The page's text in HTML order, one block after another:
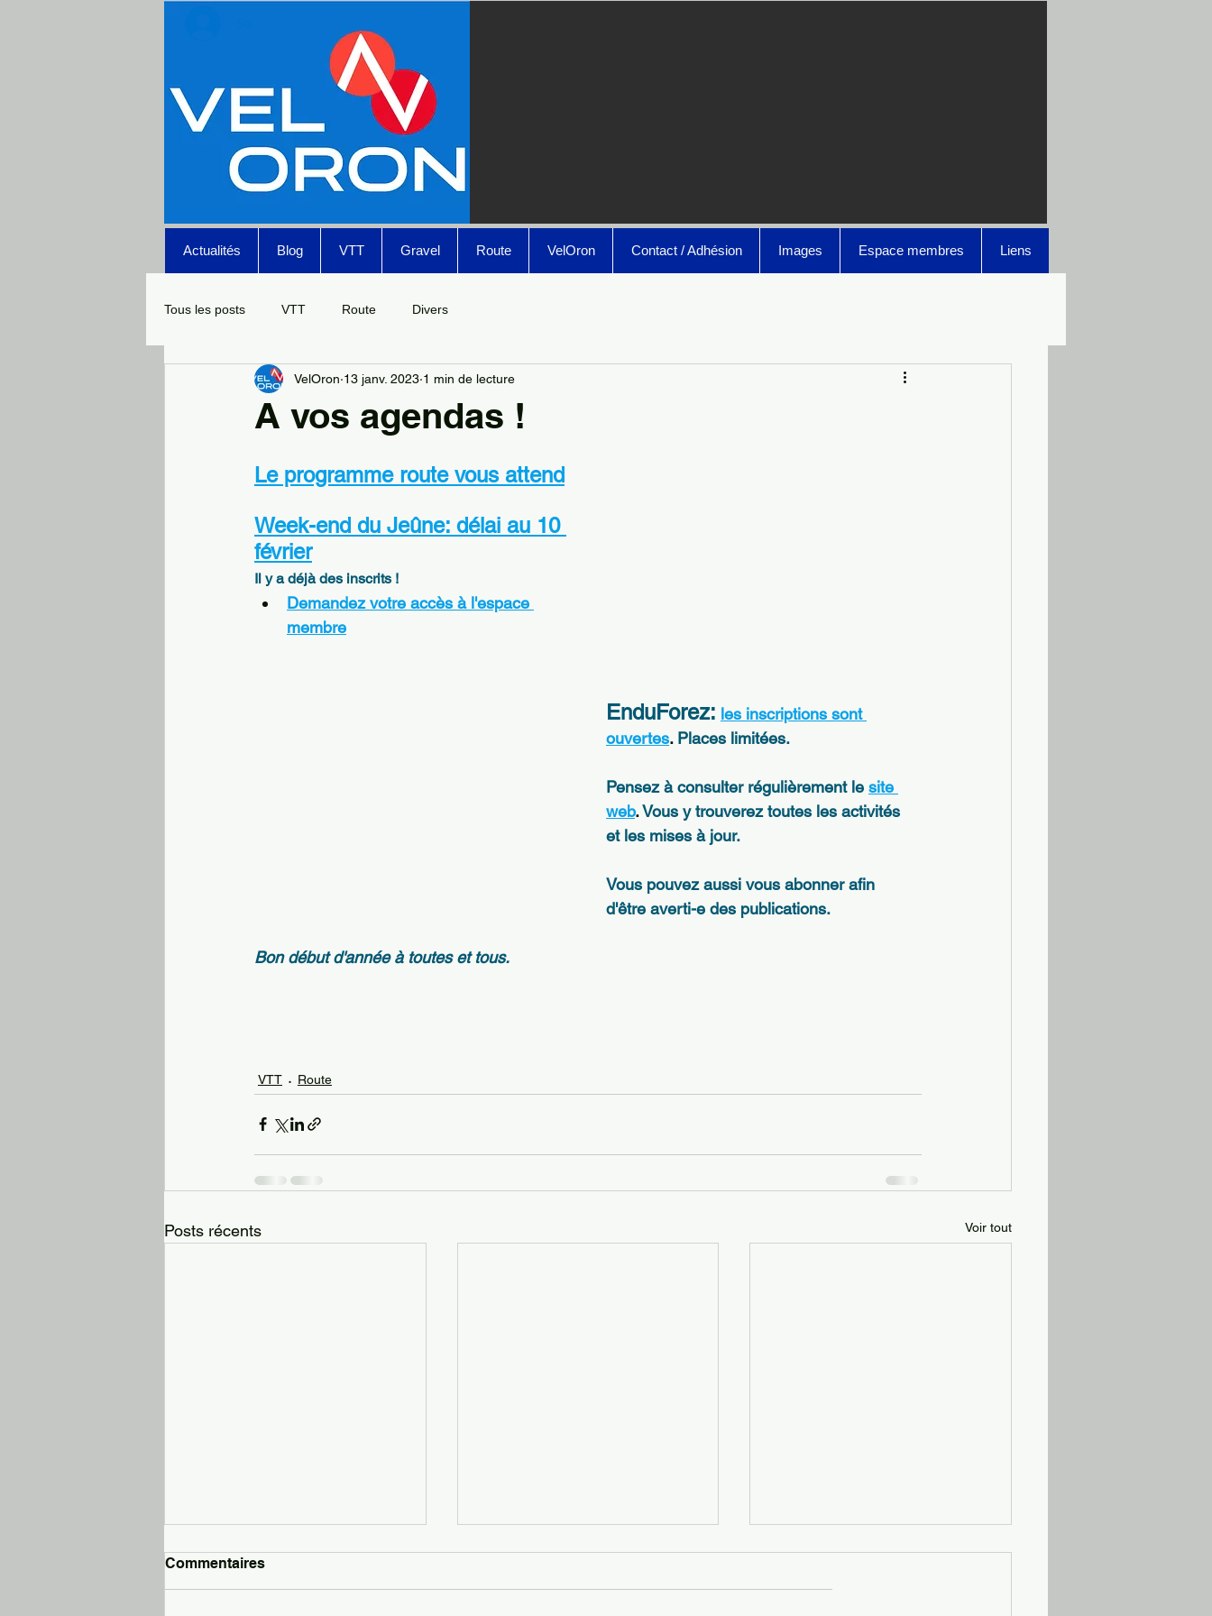
Actualités Blog VTT Gravel Route VelOron Contact / Adhésion Images Espace membres Liens
Tous les posts VTT Route Divers
A vos agendas !
VelOron 13 janv. 2023 1 min de lecture
Le programme route vous attend
Week-end du Jeûne: délai au 10
février
Il y a déjà des inscrits !
Demandez votre accès à l'espace
membre
EnduForez: les inscriptions sont
ouvertes. Places limitées.
Pensez à consulter régulièrement le site
web. Vous y trouverez toutes les activités
et les mises à jour.
Vous pouvez aussi vous abonner afin
d'être averti-e des publications.
Bon début d'année à toutes et tous.
VTT Route
Posts récents Voir tout
Commentaires